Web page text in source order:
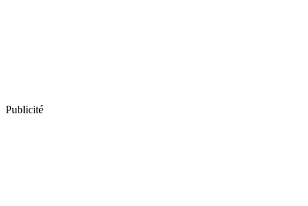
Publicité